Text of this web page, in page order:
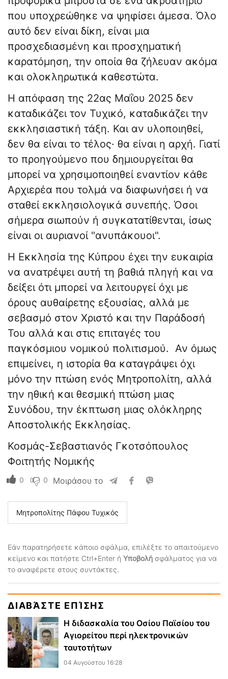
που υποχρεώθηκε να ψηφίσει άμεσα. Όλο
αυτό δεν είναι δίκη, είναι μια
προσχεδιασμένη και προσχηματική
καρατόμηση, την οποία θα ζήλευαν ακόμα
και ολοκληρωτικά καθεστώτα.
Η απόφαση της 22ας Μαΐου 2025 δεν
καταδικάζει τον Τυχικό, καταδικάζει την
εκκλησιαστική τάξη. Και αν υλοποιηθεί,
δεν θα είναι το τέλος· θα είναι η αρχή. Γιατί
το προηγούμενο που δημιουργείται θα
μπορεί να χρησιμοποιηθεί εναντίον κάθε
Αρχιερέα που τολμά να διαφωνήσει ή να
σταθεί εκκλησιολογικά συνεπής. Όσοι
σήμερα σιωπούν ή συγκατατίθενται, ίσως
είναι οι αυριανοί "ανυπάκουοι".
Η Εκκλησία της Κύπρου έχει την ευκαιρία
να ανατρέψει αυτή τη βαθιά πληγή και να
δείξει ότι μπορεί να λειτουργεί όχι με
όρους αυθαίρετης εξουσίας, αλλά με
σεβασμό στον Χριστό και την Παράδοσή
Του αλλά και στις επιταγές του
παγκόσμιου νομικού πολιτισμού. Αν όμως
επιμείνει, η ιστορία θα καταγράψει όχι
μόνο την πτώση ενός Μητροπολίτη, αλλά
την ηθική και θεσμική πτώση μιας
Συνόδου, την έκπτωση μιας ολόκληρης
Αποστολικής Εκκλησίας.
Κοσμάς-Σεβαστιανός Γκοτσόπουλος
Φοιτητής Νομικής
0 0 Μοιράσου το
Μητροπολίτης Πάφου Τυχικός
Εάν παρατηρήσετε κάποιο σφάλμα, επιλέξτε το απαιτούμενο
κείμενο και πατήστε Ctrl+Enter ή Υποβολή σφάλματος για να
το αναφέρετε στους συντάκτες.
ΔΙΑΒΆΣΤΕ ΕΠΊΣΗΣ
Η διδασκαλία του Οσίου Παϊσίου του
Αγιορείτου περί ηλεκτρονικών
ταυτοτήτων
04 Αυγούστου 16:28